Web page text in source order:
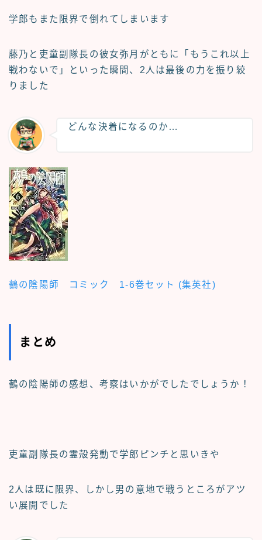
学郎もまた限界で倒れてしまいます
藤乃と吏童副隊長の彼女弥月がともに「もうこれ以上
戦わないで」といった瞬間、2人は最後の力を振り絞
りました
どんな決着になるのか…
鵺の陰陽師 コミック 1-6巻セット (集英社)
まとめ
鵺の陰陽師の感想、考察はいかがでしたでしょうか！
吏童副隊長の霊殻発動で学郎ピンチと思いきや
2人は既に限界、しかし男の意地で戦うところがアツ
い展開でした